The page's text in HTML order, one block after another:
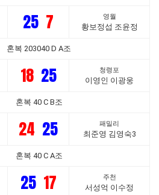
25 7 영월
황보정섭 조윤정
혼복 203040 D A조
18 25 청령포
이영인 이광웅
혼복 40 C B조
24 25 패밀리
최준영 김영숙3
혼복 40 C A조
25 17 주천
서성억 이수정